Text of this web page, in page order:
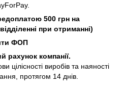
500 грн на
при отриманні)
ФОП
рахунок компанії.
цілісності виробів та наяності
протягом 14 днів.